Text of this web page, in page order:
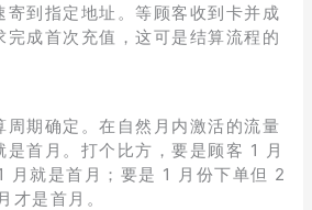
寄到指定地址。等顾客收到卡并成
完成首次充值，这可是结算流程的
周期确定。在自然月内激活的流量
是首月。打个比方，要是顾客 1 月
月就是首月；要是 1 月份下单但 2
才是首月。